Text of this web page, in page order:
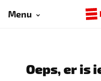
Menu
Oeps, er is